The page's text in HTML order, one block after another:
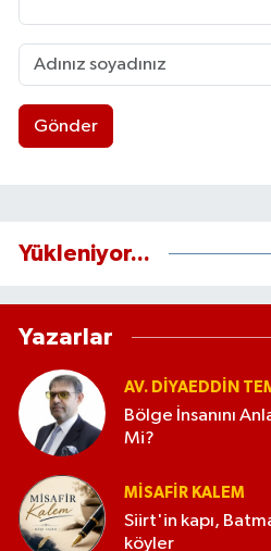
Gönder
Yükleniyor...
Yazarlar
AV. DIYAEDDIN
Bölge İnsanını
Mi?
MISAFIR KALEM
Siirt'in kapı,
köyler